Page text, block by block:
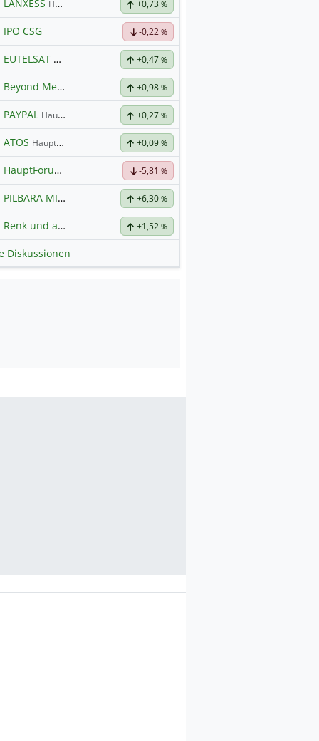
LANXESS Hauptdiskussion +0,73 %
IPO CSG -0,22%
EUTELSAT Hauptdiskussion +0,47%
Beyond Meat Hauptdiskussion +0,98%
PAYPAL Hauptdiskussion +0,27%
ATOS Hauptdiskussion +0,09%
HauptForum SK HYNIC -5,81 %
PILBARA MINERALS Hauptdiskussion
+6,30%
Renk und alles was dazugehört +1,52%
Diskussionen